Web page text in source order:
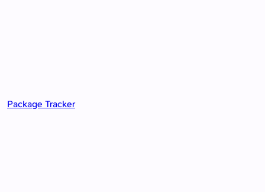
Package Tracker